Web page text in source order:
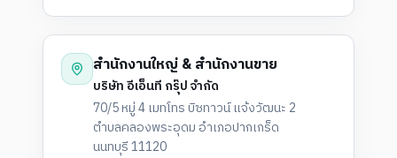
สำนักงานใหญ่ & สำนักงานขาย
บริษัท อีเอ็นที กรุ๊ป จำกัด
70/5 หมู่ 4 เมทโทร บิซทาวน์ แจ้งวัฒนะ 2
ตำบลคลองพระอุดม อำเภอปากเกร็ด
นนทบุรี 11120